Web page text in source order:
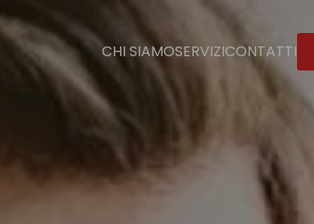
CHI SIAMOSERVIZICONTATTI